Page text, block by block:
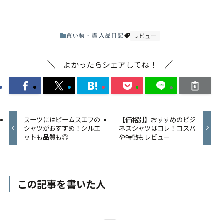
買い物・購入品日記 レビュー
よかったらシェアしてね！
スーツにはビームスエフの
シャツがおすすめ！シルエ
ットも品質も◎
【価格別】おすすめのビジ
ネスシャツはコレ！コスパ
や特徴もレビュー
この記事を書いた人